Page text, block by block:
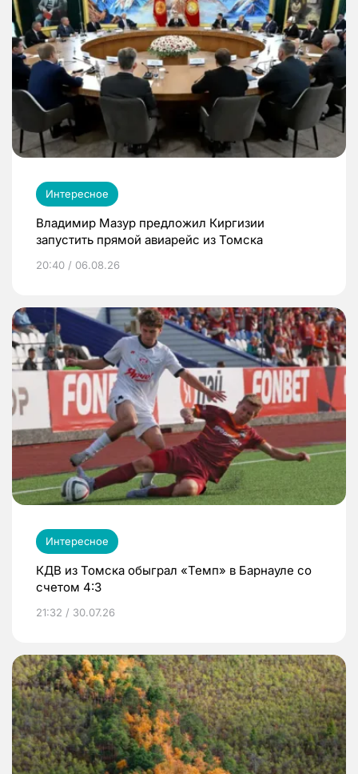
Интересное
Владимир Мазур предложил Киргизии
запустить прямой авиарейс из Томска
20:40 / 06.08.26
Интересное
КДВ из Томска обыграл «Темп» в Барнауле со
счетом 4:3
21:32 / 30.07.26